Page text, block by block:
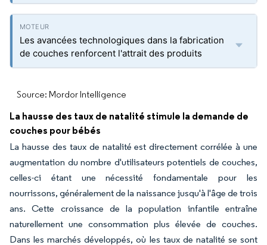
Les avancées technologiques dans la fabrication
de couches renforcent l'attrait des produits
Source: Mordor Intelligence
La hausse des taux de natalité stimule la demande de
couches pour bébés
La hausse des taux de natalité est directement corrélée à une
augmentation du nombre d'utilisateurs potentiels de couches,
celles-ci étant une nécessité fondamentale pour les
nourrissons, généralement de la naissance jusqu'à l'âge de trois
ans. Cette croissance de la population infantile entraîne
naturellement une consommation plus élevée de couches.
Dans les marchés développés, où les taux de natalité se sont